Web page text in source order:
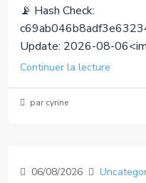
📡 Hash Check:
Update: 2026-08-
Continuer la lecture
par cyrine
06/08/2026